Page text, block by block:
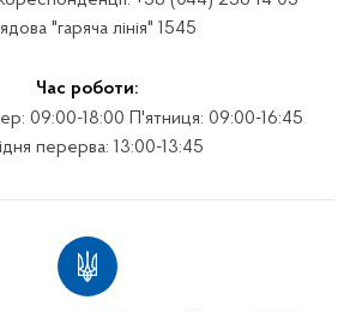
"гаряча лінія" 1545
Час роботи:
09:00-18:00 П'ятниця: 09:00-16:45
перерва: 13:00-13:45